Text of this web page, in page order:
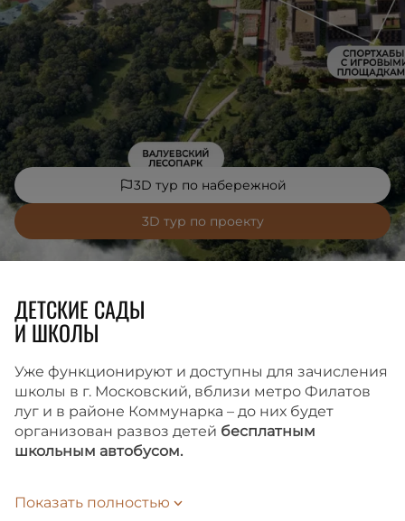
3D тур по проекту
3D тур по набережной
ДЕТСКИЕ САДЫ
И ШКОЛЫ
Уже функционируют и доступны для зачисления
школы в г. Московский, вблизи метро Филатов
луг и в районе Коммунарка – до них будет
организован развоз детей бесплатным
школьным автобусом.
на автобусе-шаттле, в зависимости
Показать полностью